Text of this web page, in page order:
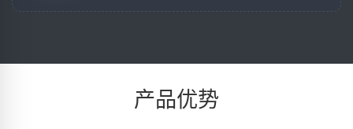
产品优势